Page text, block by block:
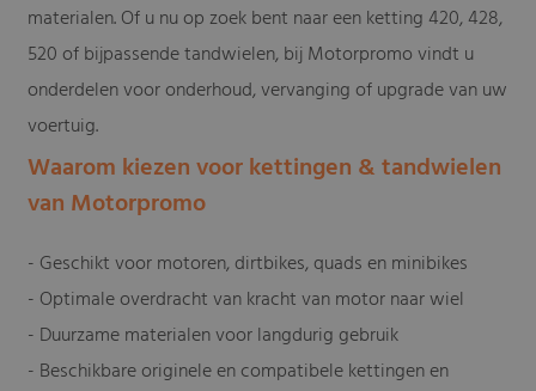
materialen. Of u nu op zoek bent naar een ketting 420, 428,
520 of bijpassende tandwielen, bij Motorpromo vindt u
onderdelen voor onderhoud, vervanging of upgrade van uw
voertuig.
Waarom kiezen voor kettingen & tandwielen
van Motorpromo
- Geschikt voor motoren, dirtbikes, quads en minibikes
- Optimale overdracht van kracht van motor naar wiel
- Duurzame materialen voor langdurig gebruik
- Beschikbare originele en compatibele kettingen en